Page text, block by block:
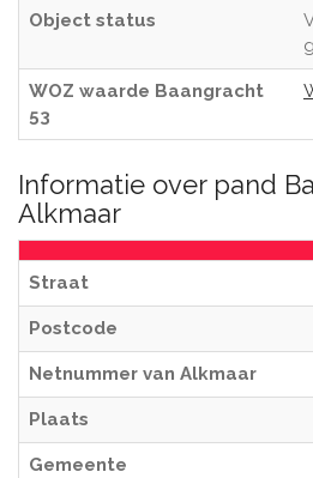
Object status
WOZ waarde Baangracht
53
Informatie over pand
Alkmaar
Straat
Postcode
Netnummer van Alkmaar
Plaats
Gemeente